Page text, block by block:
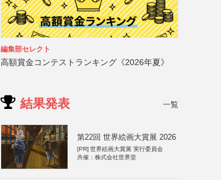
編集部セレクト
高額賞金コンテストランキング《2026年夏》
結果発表 一覧
第22回 世界絵画大賞展 2026
[PR] 世界絵画大賞展 実行委員会
共催：株式会社世界堂